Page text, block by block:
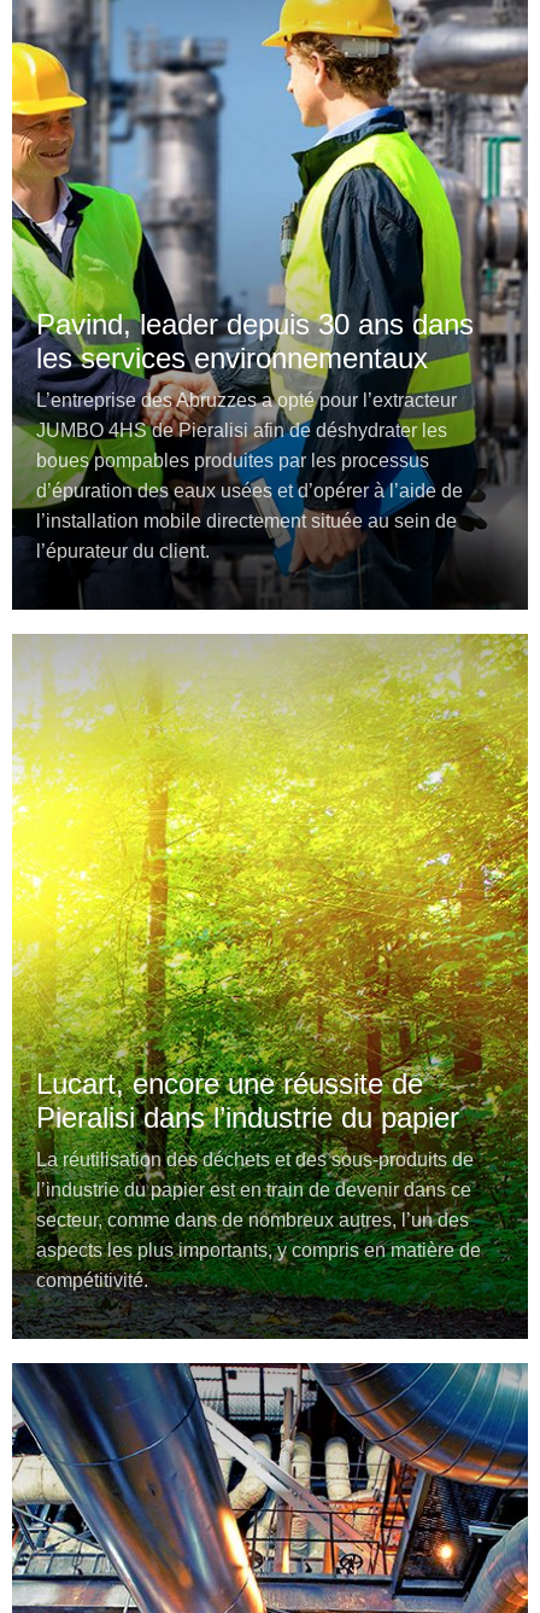
Pavind, leader depuis 30 ans dans
les services environnementaux
L’entreprise des Abruzzes a opté pour l’extracteur
JUMBO 4HS de Pieralisi afin de déshydrater les
boues pompables produites par les processus
d’épuration des eaux usées et d’opérer à l’aide de
l’installation mobile directement située au sein de
l’épurateur du client.
Lucart, encore une réussite de
Pieralisi dans l’industrie du papier
La réutilisation des déchets et des sous-produits de
l’industrie du papier est en train de devenir dans ce
secteur, comme dans de nombreux autres, l’un des
aspects les plus importants, y compris en matière de
compétitivité.